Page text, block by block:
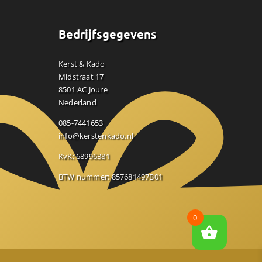
Bedrijfsgegevens
Kerst & Kado
Midstraat 17
8501 AC Joure
Nederland
085-7441653
info@kerstenkado.nl
KvK: 68996381
BTW nummer: 857681497B01
0